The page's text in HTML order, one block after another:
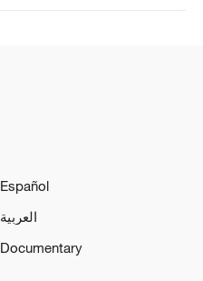
Español
العربية
Documentary